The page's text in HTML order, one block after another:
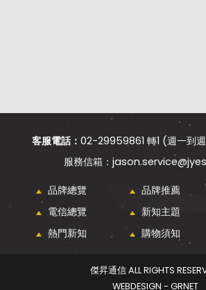
客服電話： 02-29959861 轉1 (週一到
品牌總覽 品牌推薦
電信總覽
新知主題
熱門新知
購物須知
傑昇通信 ALL RIGHTS
WEBDESIGN - GRNET